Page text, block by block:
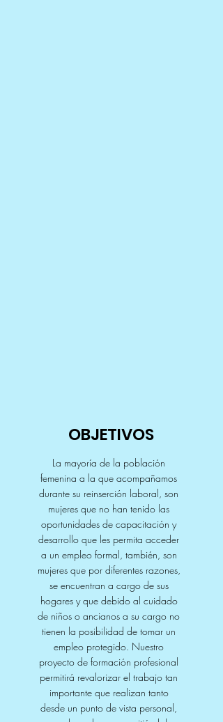
OBJETIVOS
La mayoría de la población
femenina a la que acompañamos
durante su reinserción laboral, son
mujeres que no han tenido las
oportunidades de capacitación y
desarrollo que les permita acceder
a un empleo formal, también, son
mujeres que por diferentes razones,
se encuentran a cargo de sus
hogares y que debido al cuidado
de niños o ancianos a su cargo no
tienen la posibilidad de tomar un
empleo protegido. Nuestro
proyecto de formación profesional
permitirá revalorizar el trabajo tan
importante que realizan tanto
desde un punto de vista personal,